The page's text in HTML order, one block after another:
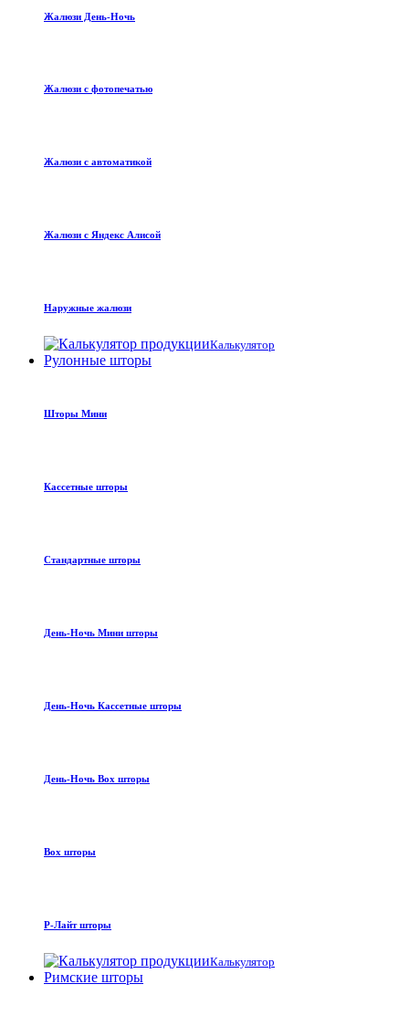
Жалюзи День-Ночь
Жалюзи с фотопечатью
Жалюзи с автоматикой
Жалюзи с Яндекс Алисой
Наружные жалюзи
Калькулятор
Рулонные шторы
Шторы Мини
Кассетные шторы
Стандартные шторы
День-Ночь Мини шторы
День-Ночь Кассетные шторы
День-Ночь Box шторы
Box шторы
Р-Лайт шторы
Калькулятор
Римские шторы